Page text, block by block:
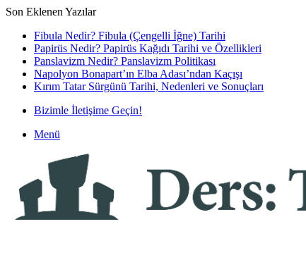
Son Eklenen Yazılar
Fibula Nedir? Fibula (Çengelli İğne) Tarihi
Papirüs Nedir? Papirüs Kağıdı Tarihi ve Özellikleri
Panslavizm Nedir? Panslavizm Politikası
Napolyon Bonapart’ın Elba Adası’ndan Kaçışı
Kırım Tatar Sürgünü Tarihi, Nedenleri ve Sonuçları
Bizimle İletişime Geçin!
Menü